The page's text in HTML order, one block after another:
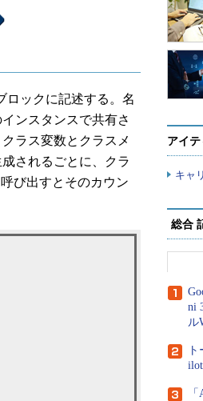
ロックに記述する。名
ンスタンスで共有さ
ラス変数とクラスメ
されるごとに、クラ
び出すとそのカウン
アイ
キャ
総合
ni
ル